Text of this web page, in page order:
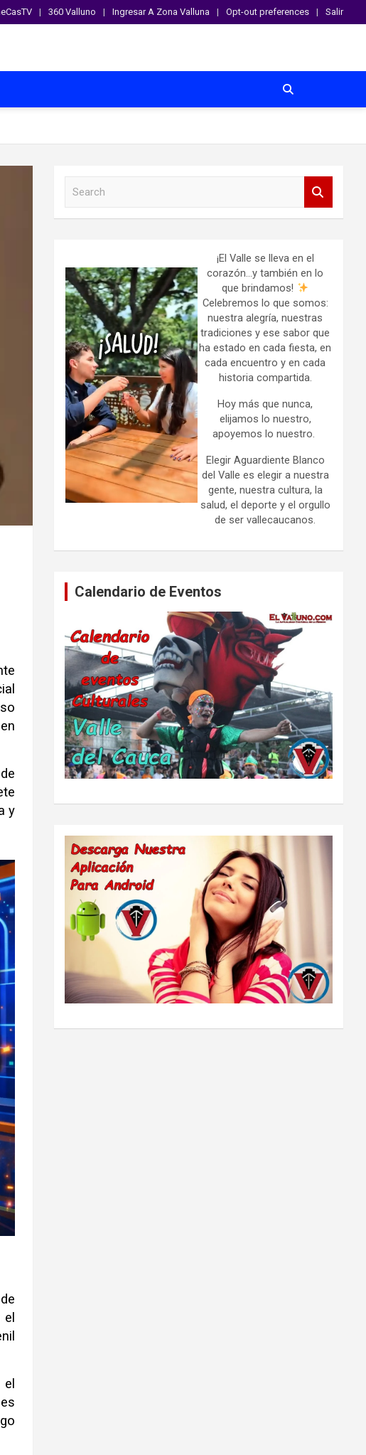
360 Valluno Ingresar A Zona Valluna Opt-out preferences Salir
y
¡El Valle se lleva en el
corazón…y también en lo
que brindamos!
Celebremos lo que somos:
nuestra alegría, nuestras
tradiciones y ese sabor que
ha estado en cada fiesta, en
cada encuentro y en cada
historia compartida.
Hoy más que nunca,
elijamos lo nuestro,
apoyemos lo nuestro.
Elegir Aguardiente Blanco
del Valle es elegir a nuestra
gente, nuestra cultura, la
salud, el deporte y el orgullo
de ser vallecaucanos.
Calendario de Eventos